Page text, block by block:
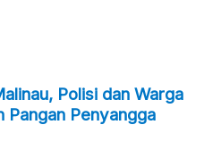
Polisi dan Warga
Pangan Penyangga